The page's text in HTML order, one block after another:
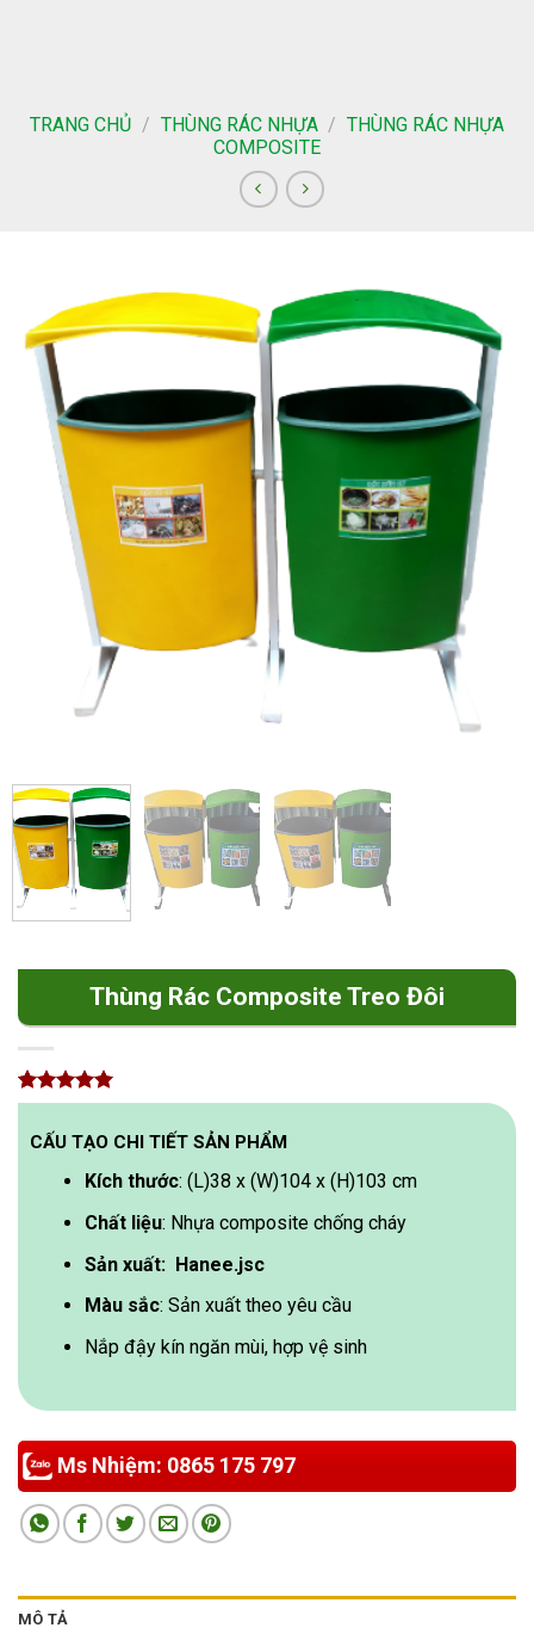
TRANG CHỦ / THÙNG RÁC NHỰA / THÙNG RÁC NHỰA
COMPOSITE
Thùng Rác Composite Treo Đôi
5.00trên 5
dựa trên
1
đánh giá
CẤU TẠO CHI TIẾT SẢN PHẨM
Kích thước: (L)38 x (W)104 x (H)103 cm
Chất liệu: Nhựa composite chống cháy
Sản xuất: Hanee.jsc
Màu sắc: Sản xuất theo yêu cầu
Nắp đậy kín ngăn mùi, hợp vệ sinh
Ms Nhiệm: 0865 175 797
MÔ TẢ